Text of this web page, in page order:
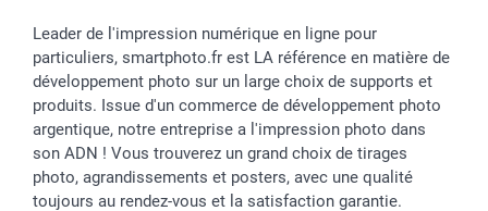
Leader de l'impression numérique en ligne pour
particuliers, smartphoto.fr est LA référence en matière de
développement photo sur un large choix de supports et
produits. Issue d'un commerce de développement photo
argentique, notre entreprise a l'impression photo dans
son ADN ! Vous trouverez un grand choix de tirages
photo, agrandissements et posters, avec une qualité
toujours au rendez-vous et la satisfaction garantie.